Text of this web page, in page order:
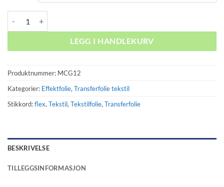
LEGG I HANDLEKURV
Produktnummer: MCG12
Kategorier: Effektfolie,Transferfolie tekstil
Stikkord:flex,Tekstil,Tekstilfolie,Transferfolie
BESKRIVELSE
TILLEGGSINFORMASJON